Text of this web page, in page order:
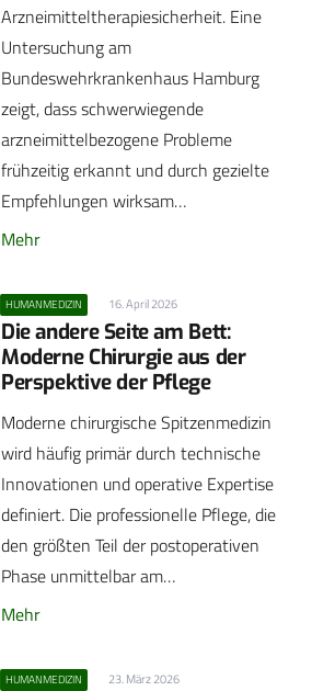
Arzneimitteltherapiesicherheit. Eine
Untersuchung am
Bundeswehrkrankenhaus Hamburg
zeigt, dass schwerwiegende
arzneimittelbezogene Probleme
frühzeitig erkannt und durch gezielte
Empfehlungen wirksam…
Mehr
HUMANMEDIZIN 16. April 2026
Die andere Seite am Bett:
Moderne Chirurgie aus der
Perspektive der Pflege
Moderne chirurgische Spitzenmedizin
wird häufig primär durch technische
Innovationen und operative Expertise
definiert. Die professionelle Pflege, die
den größten Teil der postoperativen
Phase unmittelbar am…
Mehr
HUMANMEDIZIN 23. März 2026